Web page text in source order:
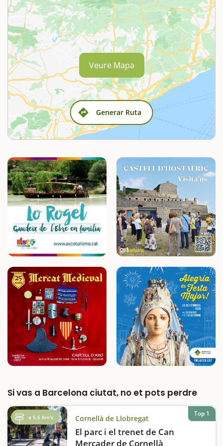
Generar Ruta
Veure Mapa
Si vas a Barcelona ciutat, no et pots perdre
a 5,5 Km's Cornellà de Llobregat
El parc i el trenet de Can
Mercader de Cornellà
Top 1